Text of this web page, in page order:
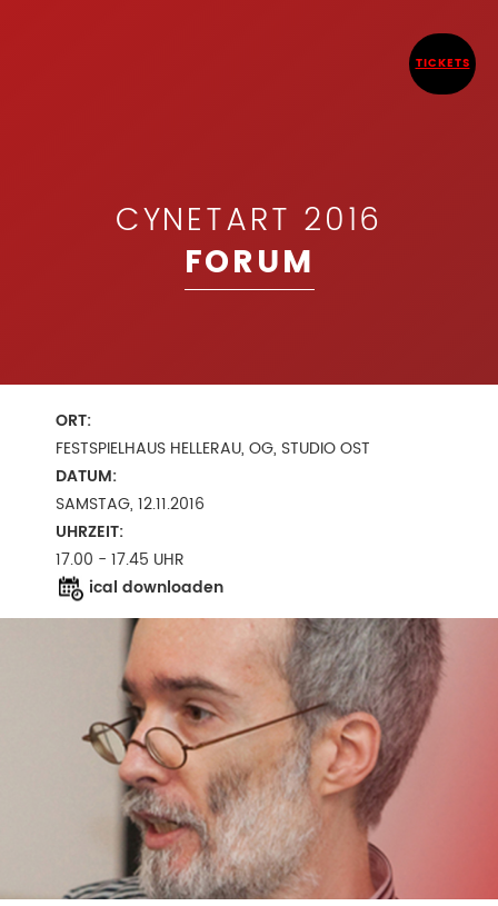
TICKETS
CYNETART 2016
FORUM
ORT:
FESTSPIELHAUS HELLERAU, OG, STUDIO OST
DATUM:
SAMSTAG, 12.11.2016
UHRZEIT:
17.00 - 17.45 UHR
ical downloaden